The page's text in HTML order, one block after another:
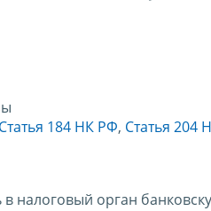
Статья 184 НК РФ, Статья 204
налоговый орган